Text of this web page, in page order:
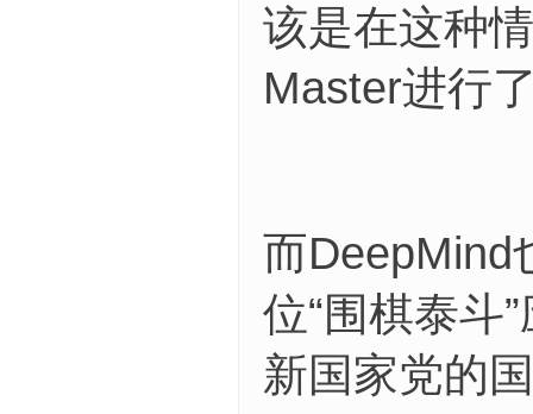
该是在这种
Master进行
而DeepMind
位“围棋泰斗
新国家党的